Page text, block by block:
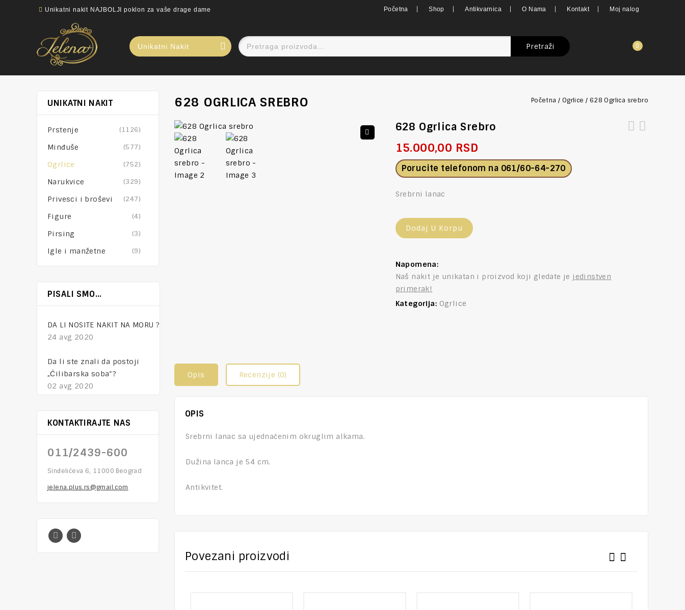
Unikatni nakit NAJBOLJI poklon za vaše drage dame Početna Shop Antikvarnica O Nama Kontakt Moj nalog
Unikatni Nakit Pretraži 0
628 OGRLICA SREBRO Početna / Ogrlice / 628 Ogrlica srebro
628 Ogrlica Srebro
15.000,00 RSD
Porucite telefonom na 061/60-64-270
Srebrni lanac
Dodaj U Korpu
Napomena:
Naš nakit je unikatan i proizvod koji gledate je jedinstven
primerak!
Kategorija: Ogrlice
Opis Recenzije (0)
OPIS
Srebrni lanac sa ujednačenim okruglim alkama.
Dužina lanca je 54 cm.
Antikvitet.
Povezani proizvodi
UNIKATNI NAKIT
Prstenje (1126)
Minđuše (577)
Ogrlice (752)
Narukvice (329)
Privesci i broševi (247)
Figure (4)
Pirsing (3)
Igle i manžetne (9)
PISALI SMO…
DA LI NOSITE NAKIT NA MORU ?
24 avg 2020
Da li ste znali da postoji
„Ćilibarska soba“?
02 avg 2020
KONTAKTIRAJTE NAS
011/2439-600
Sinđelićeva 6, 11000 Beograd
jelena.plus.rs@gmail.com